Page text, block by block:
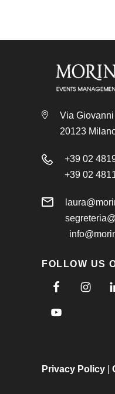
Via
20123
+39 02
+39 02
FOLLOW US
Privacy Policy